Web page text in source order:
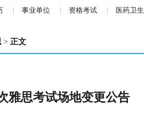
事业单位 资格考试 医药卫生
> 正文
雅思考试场地变更公告